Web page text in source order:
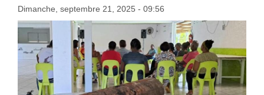
Dimanche, septembre 21, 2025 - 09:56